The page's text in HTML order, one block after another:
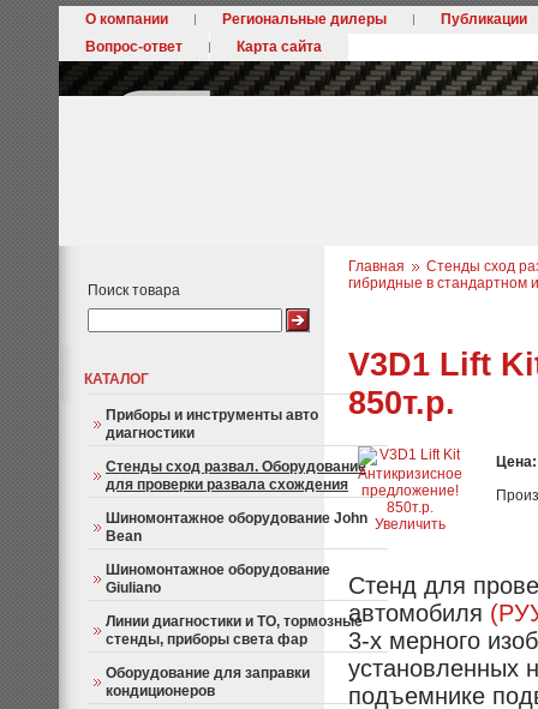
О компании Региональные дилеры
Публикации
Вопрос-ответ
Карта сайта
Поиск товара
КАТАЛОГ
Приборы и инструменты авто
диагностики
Стенды сход развал. Оборудование
для проверки развала схождения
Шиномонтажное оборудование John
Bean
Шиномонтажное оборудование
Giuliano
Линии диагностики и ТО, тормозные
стенды, приборы света фар
Оборудование для заправки
кондиционеров
Главная
Стенды сход
гибридные в стандартном
V3D1 Lift
850т.р.
Увеличить
Стенд для
автомобиля
3-х мерного
установленных
подъемнике